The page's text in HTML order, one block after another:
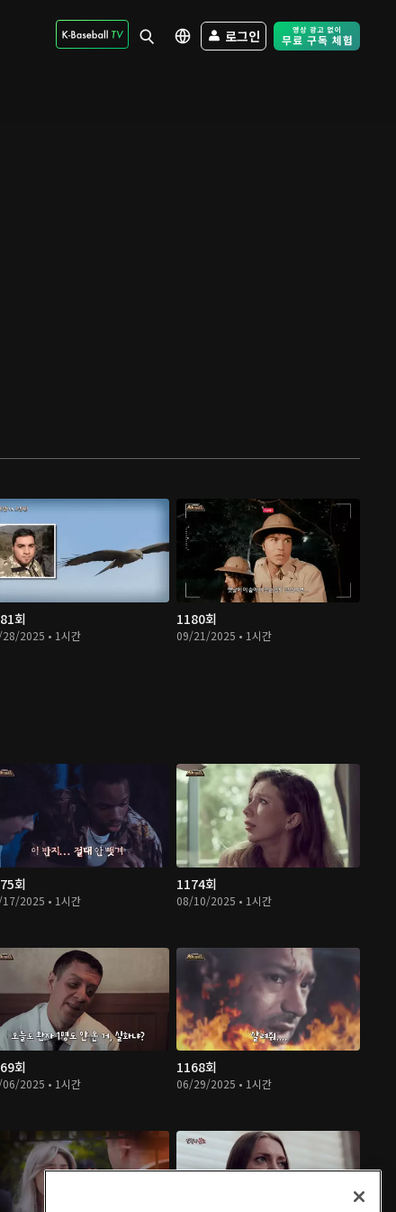
로그인 Free Trial -
회
2025 • 1시간
1180회
09/21/2025 • 1시간
회
2025 • 1시간
1174회
08/10/2025 • 1시간
회
2025 • 1시간
1168회
06/29/2025 • 1시간